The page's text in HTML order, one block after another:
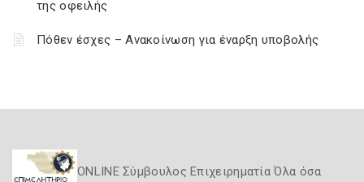
της οφειλής
Πόθεν έσχες – Ανακοίνωση για έναρξη υποβολής
ONLINE Σύμβουλος Επιχειρηματία Όλα όσα